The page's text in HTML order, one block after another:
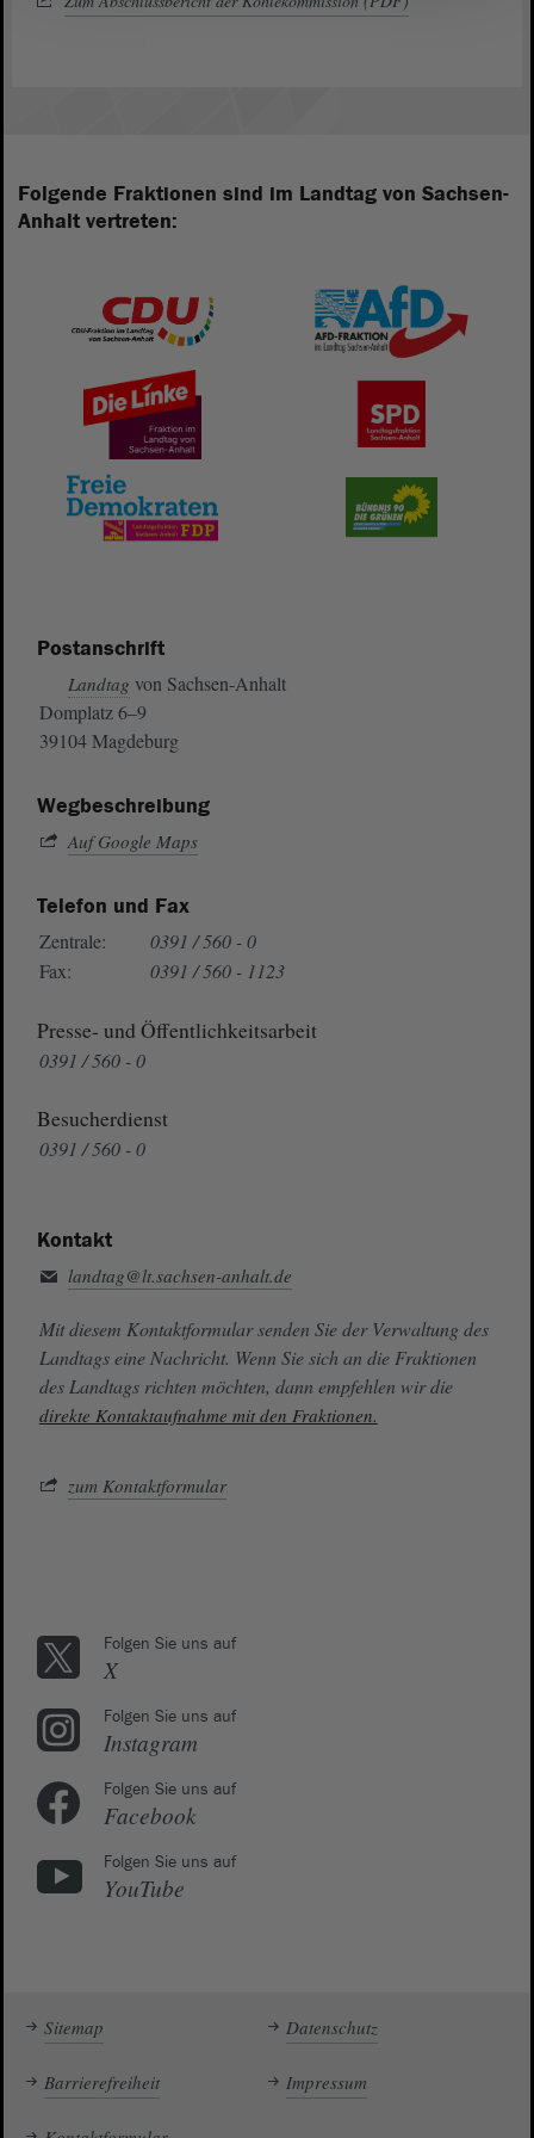
Folgende Fraktionen sind im Landtag von Sachsen-
Anhalt vertreten:
Postanschrift
Landtag von Sachsen-Anhalt
Domplatz 6–9
39104 Magdeburg
Wegbeschreibung
Auf Google Maps
Telefon und Fax
Zentrale:
0391 / 560 - 0
Fax:
0391 / 560 - 1123
Presse- und Öffentlichkeitsarbeit
0391 / 560 - 0
Besucherdienst
0391 / 560 - 0
Kontakt
landtag@lt.sachsen-anhalt.de
Mit diesem Kontaktformular senden Sie der Verwaltung des
Landtags eine Nachricht. Wenn Sie sich an die Fraktionen
des Landtags richten möchten, dann empfehlen wir die
direkte Kontaktaufnahme mit den Fraktionen.
zum Kontaktformular
Folgen Sie uns auf
X
Folgen Sie uns auf
Instagram
Folgen Sie uns auf
Facebook
Folgen Sie uns auf
YouTube
Sitemap Datenschutz
Barrierefreiheit Impressum